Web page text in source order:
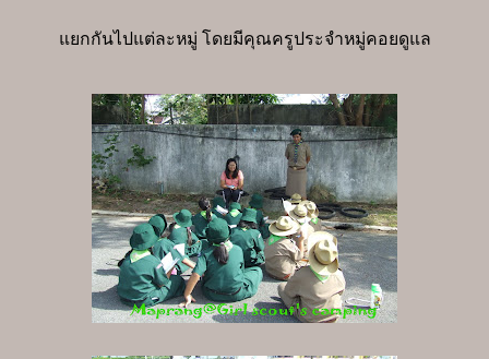
แยกกันไปแต่ละหมู่ โดยมีคุณครูประจำหมู่คอยดูแล